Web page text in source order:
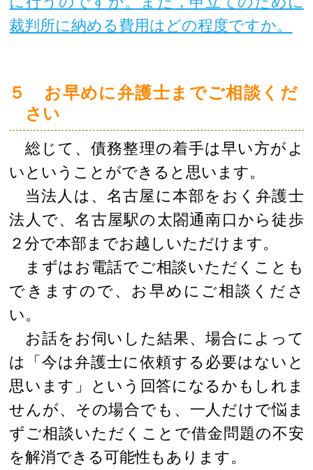
裁判所に納める費用はどの程度ですか。
５ お早めに弁護士までご相談くだ
さい
総じて、債務整理の着手は早い方がよ
いということができると思います。
当法人は、名古屋に本部をおく弁護士
法人で、名古屋駅の太閤通南口から徒歩
２分で本部までお越しいただけます。
まずはお電話でご相談いただくことも
できますので、お早めにご相談くださ
い。
お話をお伺いした結果、場合によって
は「今は弁護士に依頼する必要はないと
思います」という回答になるかもしれま
せんが、その場合でも、一人だけで悩ま
ずご相談いただくことで借金問題の不安
を解消できる可能性もあります。